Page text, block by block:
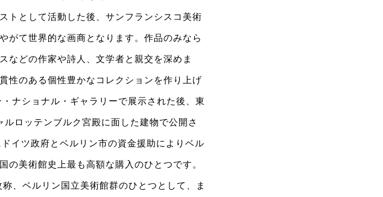
トとして活動した後、サンフランシスコ美術
がて世界的な画商となります。作品のみなら
などの作家や詩人、文学者と親交を深めま
性のある個性豊かなコレクションを作り上げ
ナショナル・ギャラリーで展示された後、東
ロッテンブルク宮殿に面した建物で公開さ
イツ政府とベルリン市の資金援助によりベル
の美術館史上最も高額な購入のひとつです。
、ベルリン国立美術館群のひとつとして、ま